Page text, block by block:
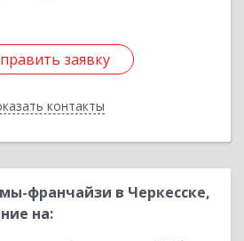
заявку
контакты
заявку
Назад
франчайзи в Черкесске,
на: